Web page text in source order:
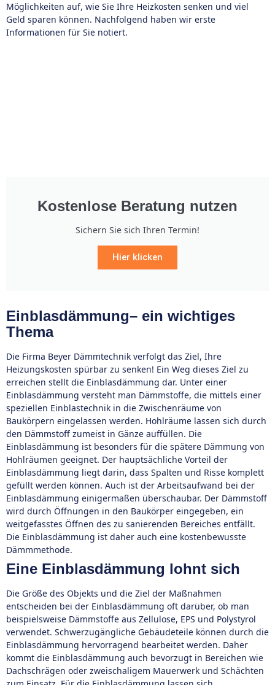
Möglichkeiten auf, wie Sie Ihre Heizkosten senken und viel
Geld sparen können. Nachfolgend haben wir erste
Informationen für Sie notiert.
Kostenlose Beratung nutzen
Sichern Sie sich Ihren Termin!
Hier klicken
Einblasdämmung– ein wichtiges
Thema
Die Firma Beyer Dämmtechnik verfolgt das Ziel, Ihre
Heizungskosten spürbar zu senken! Ein Weg dieses Ziel zu
erreichen stellt die Einblasdämmung dar. Unter einer
Einblasdämmung versteht man Dämmstoffe, die mittels einer
speziellen Einblastechnik in die Zwischenräume von
Baukörpern eingelassen werden. Hohlräume lassen sich durch
den Dämmstoff zumeist in Gänze auffüllen. Die
Einblasdämmung ist besonders für die spätere Dämmung von
Hohlräumen geeignet. Der hauptsächliche Vorteil der
Einblasdämmung liegt darin, dass Spalten und Risse komplett
gefüllt werden können. Auch ist der Arbeitsaufwand bei der
Einblasdämmung einigermaßen überschaubar. Der Dämmstoff
wird durch Öffnungen in den Baukörper eingegeben, ein
weitgefasstes Öffnen des zu sanierenden Bereiches entfällt.
Die Einblasdämmung ist daher auch eine kostenbewusste
Dämmmethode.
Eine Einblasdämmung lohnt sich
Die Größe des Objekts und die Ziel der Maßnahmen
entscheiden bei der Einblasdämmung oft darüber, ob man
beispielsweise Dämmstoffe aus Zellulose, EPS und Polystyrol
verwendet. Schwerzugängliche Gebäudeteile können durch die
Einblasdämmung hervorragend bearbeitet werden. Daher
kommt die Einblasdämmung auch bevorzugt in Bereichen wie
Dachschrägen oder zweischaligem Mauerwerk und Schächten